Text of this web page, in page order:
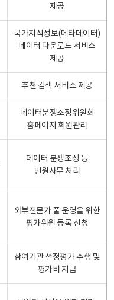
제공
국가지식정보(메타데이터)
데이터 다운로드 서비스
제공
추천 검색 서비스 제공
데이터분쟁조정위원회
홈페이지 회원관리
데이터 분쟁조정 등
민원사무 처리
외부전문가 풀 운영을 위한
평가위원 등록 신청
참여기관 선정평가 수행 및
평가비 지급